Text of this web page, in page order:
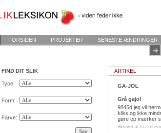
FORSIDEN PROJEKTER SENESTE ÆNDRINGER
FIND DIT SLIK
Type:
Form:
Farve:
ARTIKEL
GA-JOL
Grå gajol
9845d jeg vil
kliks og ikke
gøre op mærker
Skrevet af Lis